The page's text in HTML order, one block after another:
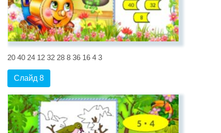
20 40 24 12 32 28 8 36 16 4 3
Слайд 8